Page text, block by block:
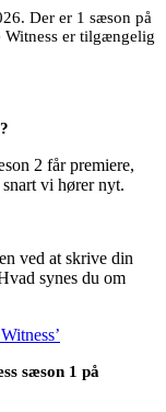
Der er 1 sæson på
er tilgængelig
2 får premiere,
vi hører nyt.
ved at skrive din
synes du om
sæson 1 på